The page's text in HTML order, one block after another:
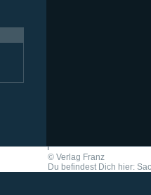
© Verlag Franz
Du befindest Dich hier: